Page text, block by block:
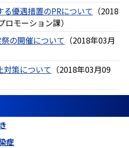
優遇措置のPRについて （2018
ロモーション課）
の開催について （2018年03月
対策について （2018年03月09
症